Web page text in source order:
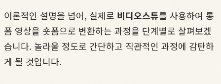
이론적인 설명을 넘어, 실제로 비디오스튜를 사용하여 롱
폼 영상을 숏폼으로 변환하는 과정을 단계별로 살펴보겠
습니다. 놀라울 정도로 간단하고 직관적인 과정에 감탄하
게 될 것입니다.